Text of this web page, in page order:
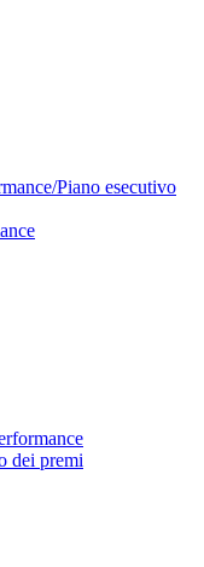
Piano esecutivo
dei premi